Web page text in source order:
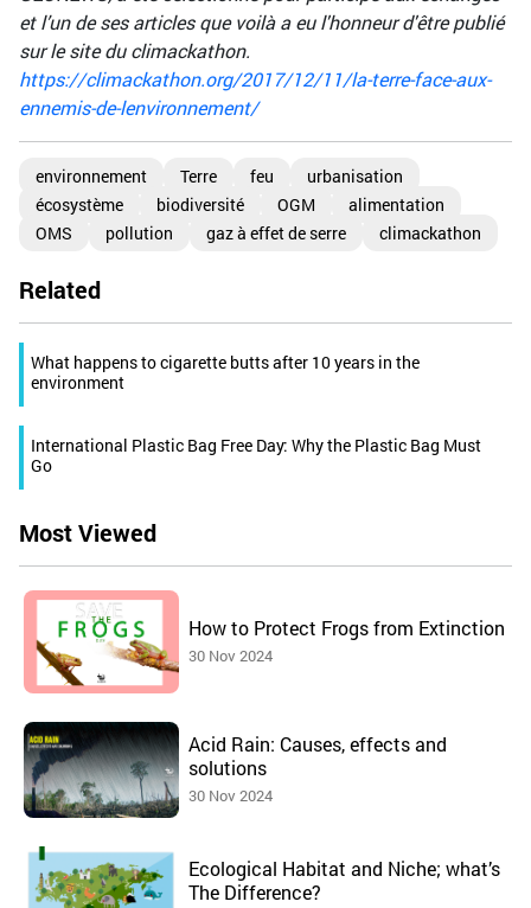
et l’un de ses articles que voilà a eu l'honneur d'être publié
sur le site du climackathon.
https://climackathon.org/2017/12/11/la-terre-face-aux-
ennemis-de-lenvironnement/
environnement Terre feu
urbanisation
écosystème
biodiversité OGM
alimentation
OMS
pollution gaz à effet de serre climackathon
Related
What happens to cigarette butts after 10 years in the
environment
International Plastic Bag Free Day: Why the Plastic Bag Must
Go
Most Viewed
How to Protect Frogs from Extinction
30 Nov 2024
Acid Rain: Causes, effects and
solutions
30 Nov 2024
Ecological Habitat and Niche; what’s
The Difference?